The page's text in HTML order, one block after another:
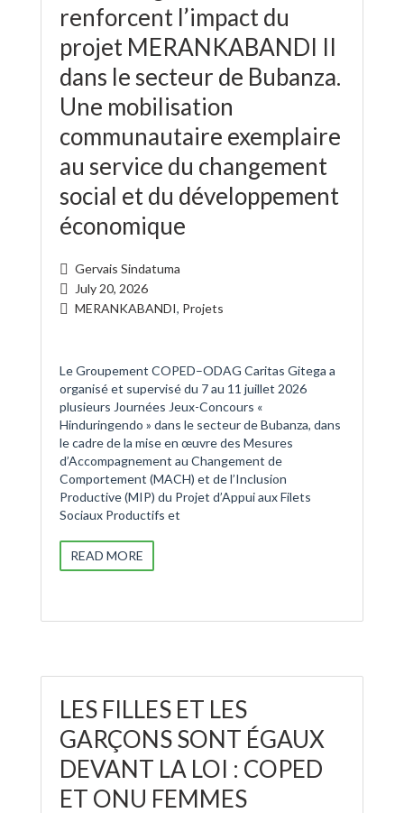
renforcent l’impact du
projet MERANKABANDI II
dans le secteur de Bubanza.
Une mobilisation
communautaire exemplaire
au service du changement
social et du développement
économique
Gervais Sindatuma
July 20, 2026
MERANKABANDI, Projets
Le Groupement COPED–ODAG Caritas Gitega a
organisé et supervisé du 7 au 11 juillet 2026
plusieurs Journées Jeux-Concours «
Hinduringendo » dans le secteur de Bubanza, dans
le cadre de la mise en œuvre des Mesures
d’Accompagnement au Changement de
Comportement (MACH) et de l’Inclusion
Productive (MIP) du Projet d’Appui aux Filets
Sociaux Productifs et
READ MORE
LES FILLES ET LES
GARÇONS SONT ÉGAUX
DEVANT LA LOI : COPED
ET ONU FEMMES